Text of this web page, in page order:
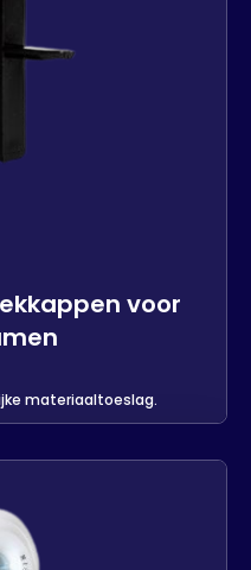
voor
materiaaltoeslag.
voor